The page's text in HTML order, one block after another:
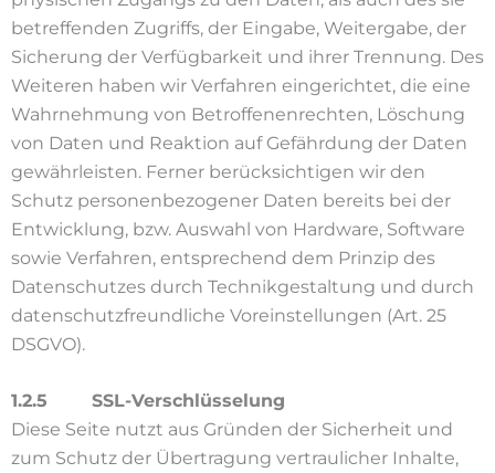
betreffenden Zugriffs, der Eingabe, Weitergabe, der
Sicherung der Verfügbarkeit und ihrer Trennung. Des
Weiteren haben wir Verfahren eingerichtet, die eine
Wahrnehmung von Betroffenenrechten, Löschung
von Daten und Reaktion auf Gefährdung der Daten
gewährleisten. Ferner berücksichtigen wir den
Schutz personenbezogener Daten bereits bei der
Entwicklung, bzw. Auswahl von Hardware, Software
sowie Verfahren, entsprechend dem Prinzip des
Datenschutzes durch Technikgestaltung und durch
datenschutzfreundliche Voreinstellungen (Art. 25
DSGVO).
1.2.5 SSL-Verschlüsselung
Diese Seite nutzt aus Gründen der Sicherheit und
zum Schutz der Übertragung vertraulicher Inhalte,